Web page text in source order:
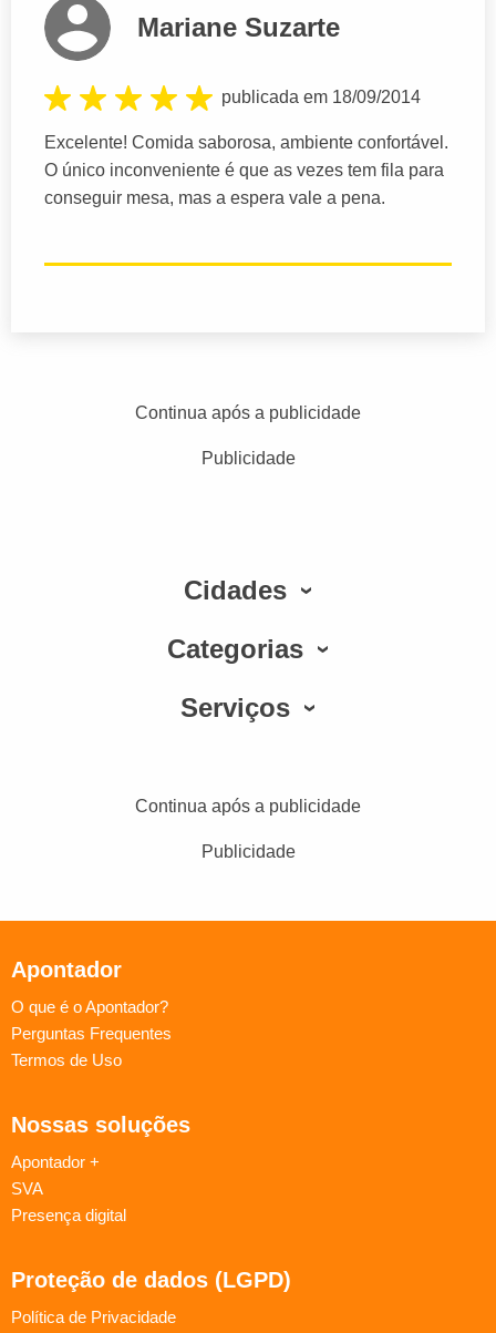
Mariane Suzarte
publicada em 18/09/2014
Excelente! Comida saborosa, ambiente confortável.
O único inconveniente é que as vezes tem fila para
conseguir mesa, mas a espera vale a pena.
Continua após a publicidade
Publicidade
Cidades
Categorias
Serviços
Continua após a publicidade
Publicidade
Apontador
O que é o Apontador?
Perguntas Frequentes
Termos de Uso
Nossas soluções
Apontador +
SVA
Presença digital
Proteção de dados (LGPD)
Política de Privacidade